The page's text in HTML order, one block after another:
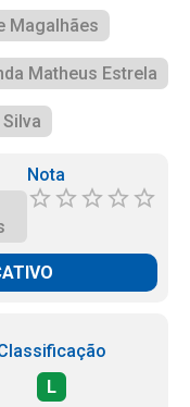
Magalhães
Matheus Estrela
Nota
L